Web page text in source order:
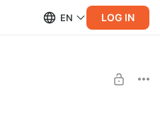
EN LOG IN